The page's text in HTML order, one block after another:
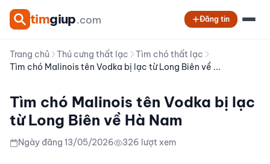
timgiup.com Đăng tin
Trang chủ Thú cưng thất lạc
Tìm chó thất lạc
Tìm chó Malinois tên Vodka bị lạc từ Long Biên về ...
Tìm chó Malinois tên Vodka bị lạc
từ Long Biên về Hà Nam
Ngày đăng 13/05/2026 326 lượt xem